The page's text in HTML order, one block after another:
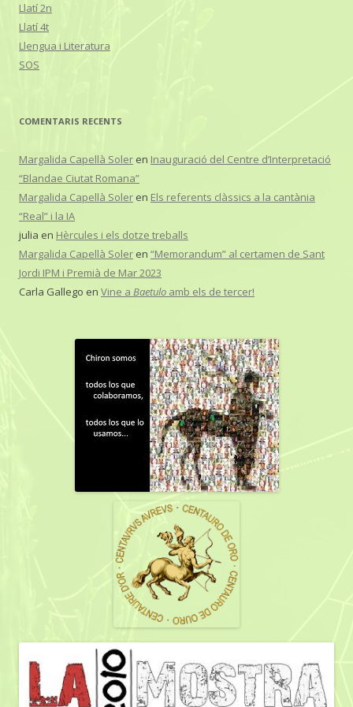
Llatí 2n
Llatí 4t
Llengua i Literatura
SOS
COMENTARIS RECENTS
Margalida Capellà Soler en Inauguració del Centre d’Interpretació
“Blandae Ciutat Romana”
Margalida Capellà Soler en Els referents clàssics a la cantània
“Real” i la IA
julia en Hèrcules i els dotze treballs
Margalida Capellà Soler en “Memorandum” al certamen de Sant
Jordi IPM i Premià de Mar 2023
Carla Gallego en Vine a Baetulo amb els de tercer!